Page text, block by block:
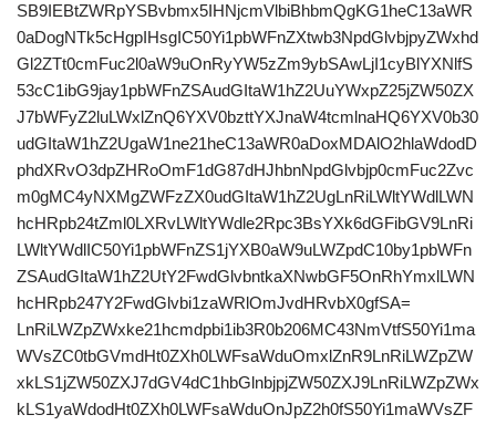
SB9IEBtZWRpYSBvbmx5IHNjcmVlbiBhbmQgKG1heC13aWR
0aDogNTk5cHgpIHsgIC50Yi1pbWFnZXtwb3NpdGlvbjpyZWxhd
Gl2ZTt0cmFuc2l0aW9uOnRyYW5zZm9ybSAwLjI1cyBlYXNlfS
53cC1ibG9jay1pbWFnZSAudGItaW1hZ2UuYWxpZ25jZW50ZX
J7bWFyZ2luLWxlZnQ6YXV0bzttYXJnaW4tcmlnaHQ6YXV0b30
udGItaW1hZ2UgaW1ne21heC13aWR0aDoxMDAlO2hlaWdodD
phdXRvO3dpZHRoOmF1dG87dHJhbnNpdGlvbjp0cmFuc2Zvc
m0gMC4yNXMgZWFzZX0udGItaW1hZ2UgLnRiLWltYWdlLWN
hcHRpb24tZml0LXRvLWltYWdle2Rpc3BsYXk6dGFibGV9LnRi
LWltYWdlIC50Yi1pbWFnZS1jYXB0aW9uLWZpdC10by1pbWFn
ZSAudGItaW1hZ2UtY2FwdGlvbntkaXNwbGF5OnRhYmxlLWN
hcHRpb247Y2FwdGlvbi1zaWRlOmJvdHRvbX0gfSA=
LnRiLWZpZWxke21hcmdpbi1ib3R0b206MC43NmVtfS50Yi1ma
WVsZC0tbGVmdHt0ZXh0LWFsaWduOmxlZnR9LnRiLWZpZW
xkLS1jZW50ZXJ7dGV4dC1hbGlnbjpjZW50ZXJ9LnRiLWZpZWx
kLS1yaWdodHt0ZXh0LWFsaWduOnJpZ2h0fS50Yi1maWVsZF